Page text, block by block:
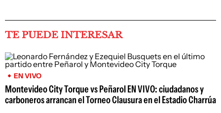
TE PUEDE INTERESAR
EN VIVO
Montevideo City Torque vs Peñarol EN VIVO: ciudadanos y
carboneros arrancan el Torneo Clausura en el Estadio Charrúa